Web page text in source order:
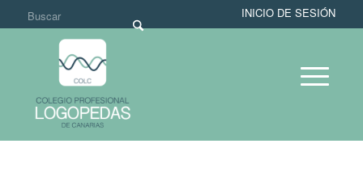
INICIO DE SESIÓN